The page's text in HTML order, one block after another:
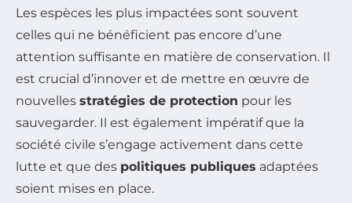
Les espèces les plus impactées sont souvent
celles qui ne bénéficient pas encore d’une
attention suffisante en matière de conservation. Il
est crucial d’innover et de mettre en œuvre de
nouvelles stratégies de protection pour les
sauvegarder. Il est également impératif que la
société civile s’engage activement dans cette
lutte et que des politiques publiques adaptées
soient mises en place.